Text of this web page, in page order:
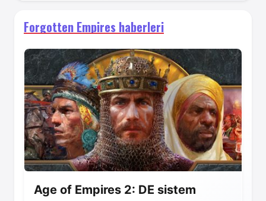
Forgotten Empires haberleri
Age of Empires 2: DE sistem